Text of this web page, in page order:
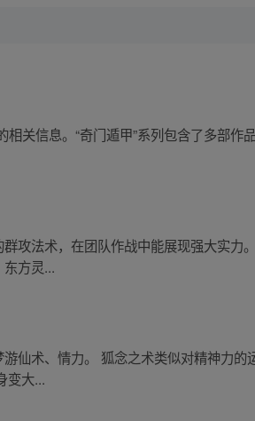
关信息。“奇门遁甲”系列包含了多部作
攻法术，在团队作战中能展现强大实力
方灵...
仙术、情力。 狐念之术类似对精神力的
变大...